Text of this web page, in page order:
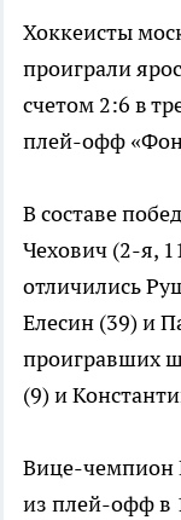
Хоккеисты
проиграли
счетом 2:6 в
плей-офф
В составе
Чехович (2-я,
отличились
Елесин (39) и
проигравших
(9) и
Вице-чемпион
из плей-офф в